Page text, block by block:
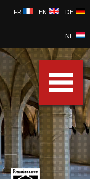
FR EN DE
NL